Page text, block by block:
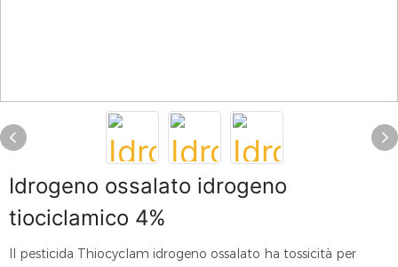
Idrogeno ossalato idrogeno
tiociclamico 4%
Il pesticida Thiocyclam idrogeno ossalato ha tossicità per